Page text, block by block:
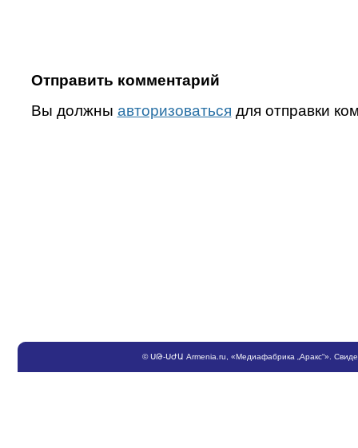
Отправить комментарий
Вы должны авторизоваться для отправки
©ՍԹ-ՍԺԱ Armenia.ru , «Медиафабрика „Аракс“».